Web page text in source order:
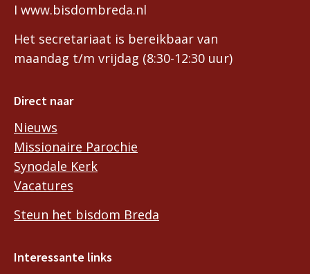
I www.bisdombreda.nl
Het secretariaat is bereikbaar van
maandag t/m vrijdag (8:30-12:30 uur)
Direct naar
Nieuws
Missionaire Parochie
Synodale Kerk
Vacatures
Steun het bisdom Breda
Interessante links